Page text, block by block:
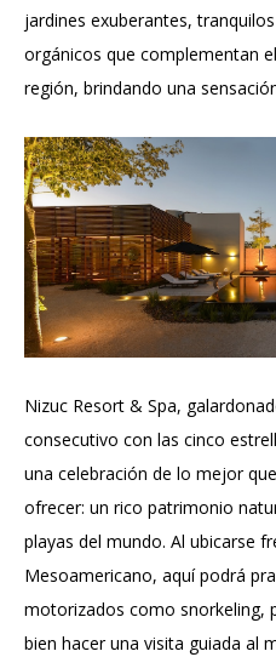
jardines exuberantes,
orgánicos que complementan
región, brindando una
Nizuc Resort & Spa,
consecutivo con las cinco
una celebración de lo mejor
ofrecer: un rico patrimonio
playas del mundo. Al ubicarse
Mesoamericano, aquí podrá
motorizados como snorkeling,
bien hacer una visita guiada al